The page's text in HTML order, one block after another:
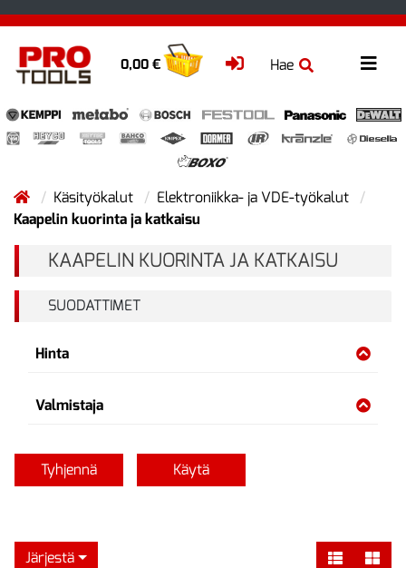
Hae
0,00 €
Käsityökalut
Elektroniikka- ja VDE-työkalut
Kaapelin kuorinta ja katkaisu
KAAPELIN KUORINTA JA KATKAISU
SUODATTIMET
Hinta
Valmistaja
Tyhjennä Käytä
Järjestä